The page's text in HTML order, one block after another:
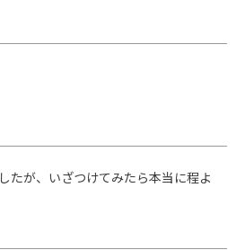
たが、いざつけてみたら本当に程よ